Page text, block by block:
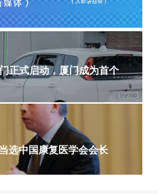
正式启动，厦门成为首个
选中国康复医学会会长